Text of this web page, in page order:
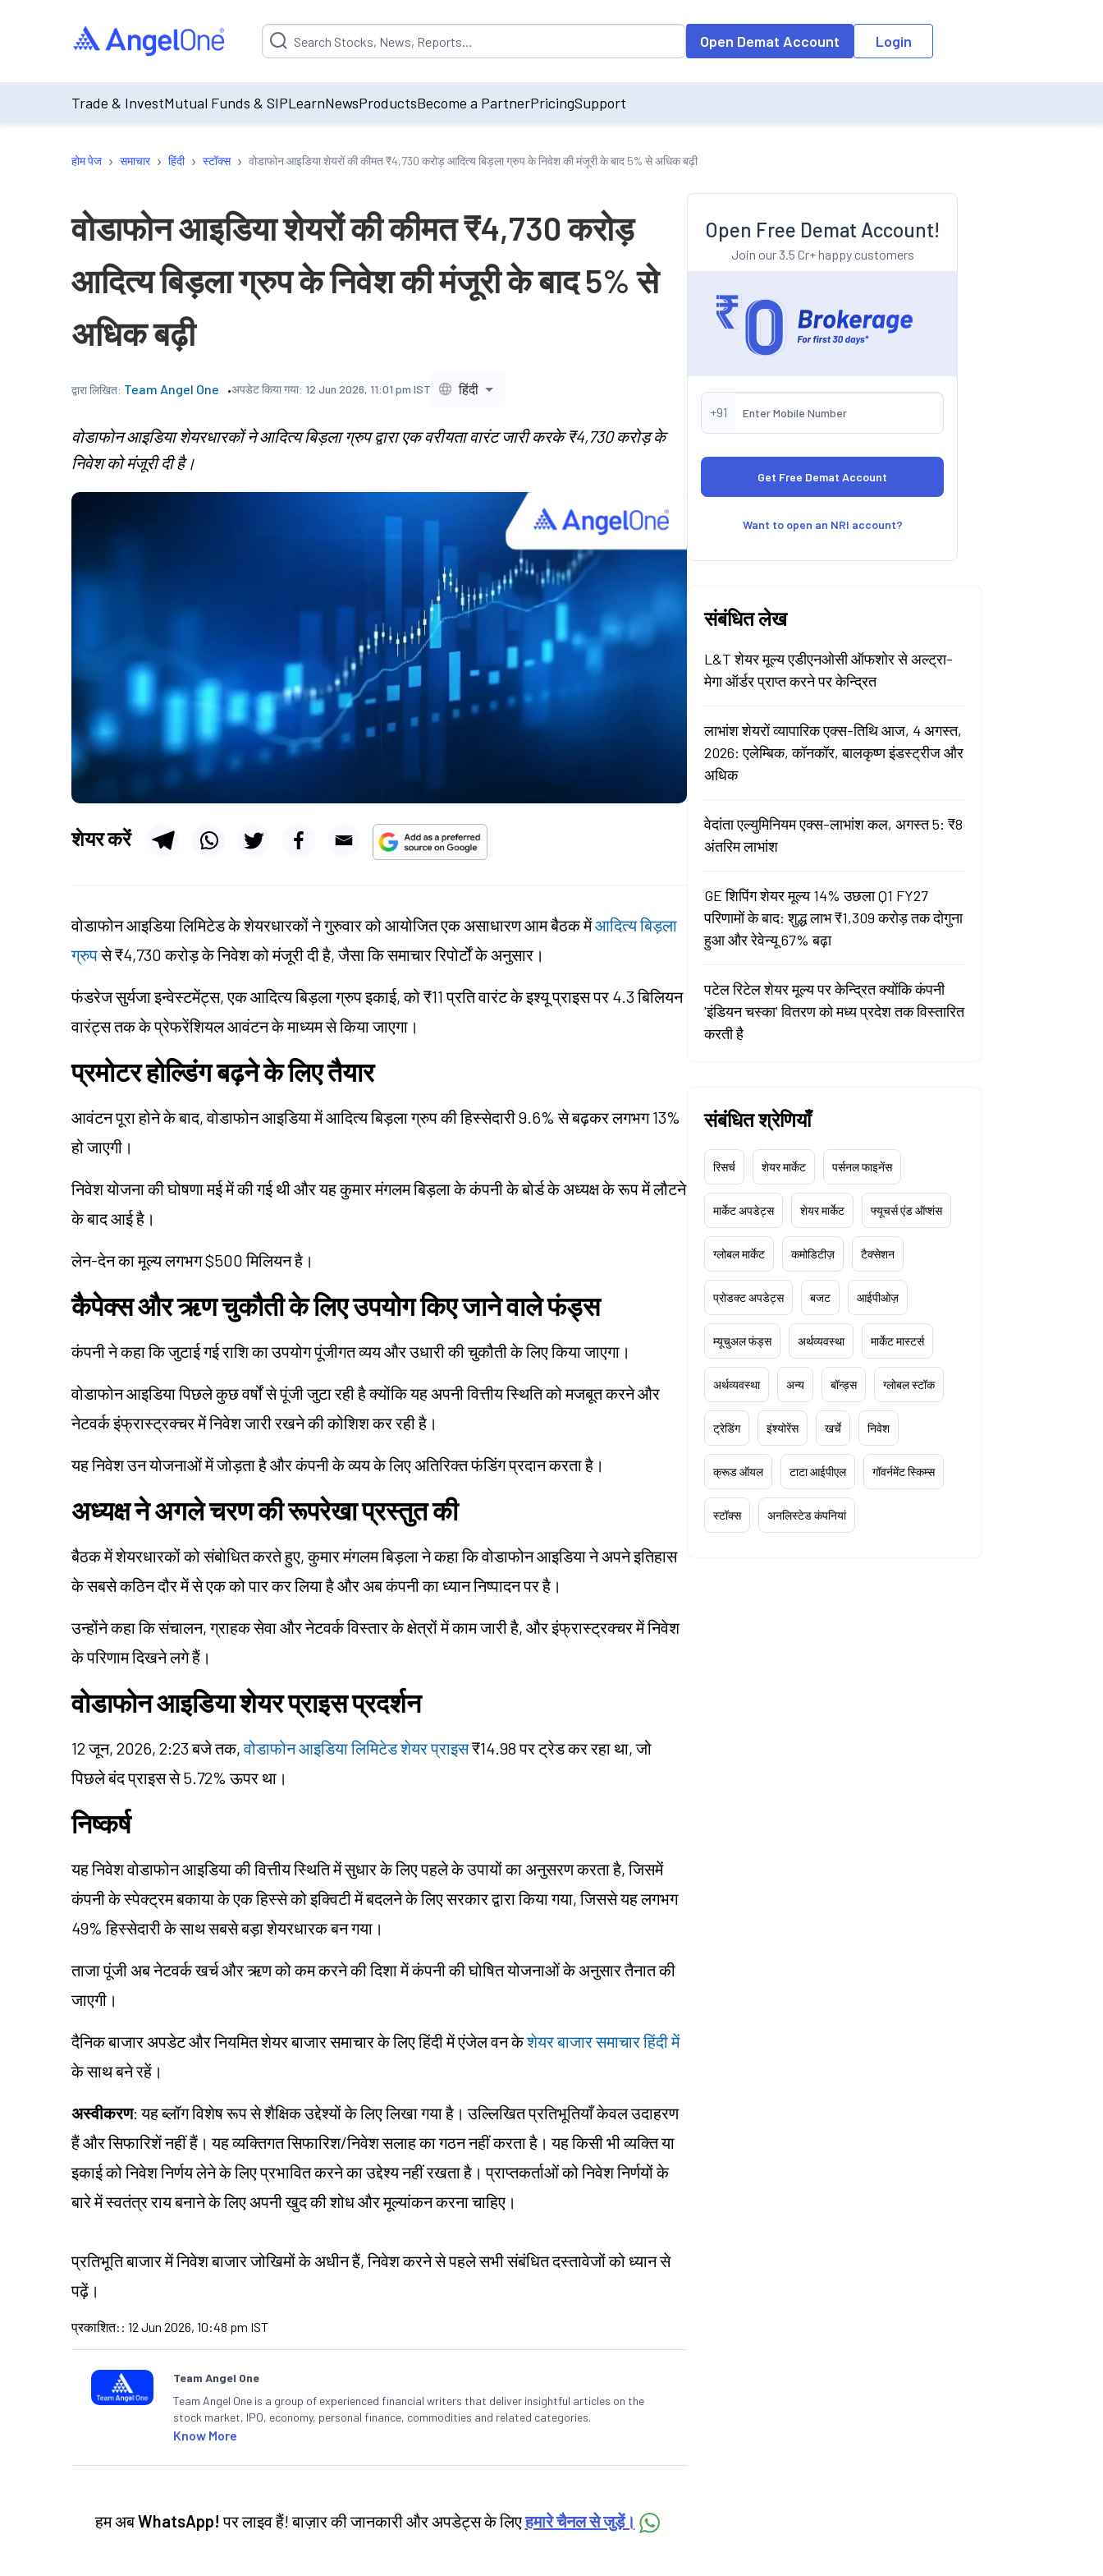
Suggestion will be populated by default on accessing the input field. On entering data into the input field, the suggestion list will be updated as per the
Open Demat Account Login
Trade & InvestMutual Funds & SIPLearnNewsProductsBecome a PartnerPricingSupport
होम पेज › समाचार › हिंदी › स्टॉक्स › वोडाफोन आइडिया शेयरों की कीमत ₹4,730 करोड़ आदित्य बिड़ला ग्रुप के निवेश की मंजूरी के बाद 5% से अधिक बढ़ी
वोडाफोन आइडिया शेयरों की कीमत ₹4,730 करोड़
आदित्य बिड़ला ग्रुप के निवेश की मंजूरी के बाद 5% से
अधिक बढ़ी
द्वारा लिखित: Team Angel One अपडेट किया गया: 12 Jun 2026, 11:01 pm IST हिंदी
वोडाफोन आइडिया शेयरधारकों ने आदित्य बिड़ला ग्रुप द्वारा एक वरीयता वारंट जारी करके ₹4,730 करोड़ के
निवेश को मंजूरी दी है।
शेयर करें
वोडाफोन आइडिया लिमिटेड के शेयरधारकों ने गुरुवार को आयोजित एक असाधारण आम बैठक मेंआदित्य बिड़ला
ग्रुपसे ₹4,730 करोड़ के निवेश को मंजूरी दी है, जैसा कि समाचार रिपोर्टों के अनुसार।
फंडरेज सुर्यजा इन्वेस्टमेंट्स, एक आदित्य बिड़ला ग्रुप इकाई, को ₹11 प्रति वारंट के इश्यू प्राइस पर 4.3 बिलियन
वारंट्स तक के प्रेफरेंशियल आवंटन के माध्यम से किया जाएगा।
प्रमोटर होल्डिंग बढ़ने के लिए तैयार
आवंटन पूरा होने के बाद, वोडाफोन आइडिया में आदित्य बिड़ला ग्रुप की हिस्सेदारी 9.6% से बढ़कर लगभग 13%
हो जाएगी।
निवेश योजना की घोषणा मई में की गई थी और यह कुमार मंगलम बिड़ला के कंपनी के बोर्ड के अध्यक्ष के रूप में लौटने
के बाद आई है।
लेन-देन का मूल्य लगभग $500 मिलियन है।
कैपेक्स और ऋण चुकौती के लिए उपयोग किए जाने वाले फंड्स
कंपनी ने कहा कि जुटाई गई राशि का उपयोग पूंजीगत व्यय और उधारी की चुकौती के लिए किया जाएगा।
वोडाफोन आइडिया पिछले कुछ वर्षों से पूंजी जुटा रही है क्योंकि यह अपनी वित्तीय स्थिति को मजबूत करने और
नेटवर्क इंफ्रास्ट्रक्चर में निवेश जारी रखने की कोशिश कर रही है।
यह निवेश उन योजनाओं में जोड़ता है और कंपनी के व्यय के लिए अतिरिक्त फंडिंग प्रदान करता है।
अध्यक्ष ने अगले चरण की रूपरेखा प्रस्तुत की
बैठक में शेयरधारकों को संबोधित करते हुए, कुमार मंगलम बिड़ला ने कहा कि वोडाफोन आइडिया ने अपने इतिहास
के सबसे कठिन दौर में से एक को पार कर लिया है और अब कंपनी का ध्यान निष्पादन पर है।
उन्होंने कहा कि संचालन, ग्राहक सेवा और नेटवर्क विस्तार के क्षेत्रों में काम जारी है, और इंफ्रास्ट्रक्चर में निवेश
के परिणाम दिखने लगे हैं।
वोडाफोन आइडिया शेयर प्राइस प्रदर्शन
12 जून, 2026, 2:23 बजे तक,वोडाफोन आइडिया लिमिटेड शेयर प्राइस₹14.98 पर ट्रेड कर रहा था, जो
पिछले बंद प्राइस से 5.72% ऊपर था।
निष्कर्ष
यह निवेश वोडाफोन आइडिया की वित्तीय स्थिति में सुधार के लिए पहले के उपायों का अनुसरण करता है, जिसमें
कंपनी के स्पेक्ट्रम बकाया के एक हिस्से को इक्विटी में बदलने के लिए सरकार द्वारा किया गया, जिससे यह लगभग
49% हिस्सेदारी के साथ सबसे बड़ा शेयरधारक बन गया।
ताजा पूंजी अब नेटवर्क खर्च और ऋण को कम करने की दिशा में कंपनी की घोषित योजनाओं के अनुसार तैनात की
जाएगी।
दैनिक बाजार अपडेट और नियमित शेयर बाजार समाचार के लिए हिंदी में एंजेल वन केशेयर बाजार समाचार हिंदी में
के साथ बने रहें।
अस्वीकरण: यह ब्लॉग विशेष रूप से शैक्षिक उद्देश्यों के लिए लिखा गया है। उल्लिखित प्रतिभूतियाँ केवल उदाहरण
हैं और सिफारिशें नहीं हैं। यह व्यक्तिगत सिफारिश/निवेश सलाह का गठन नहीं करता है। यह किसी भी व्यक्ति या
इकाई को निवेश निर्णय लेने के लिए प्रभावित करने का उद्देश्य नहीं रखता है। प्राप्तकर्ताओं को निवेश निर्णयों के
बारे में स्वतंत्र राय बनाने के लिए अपनी खुद की शोध और मूल्यांकन करना चाहिए।
प्रतिभूति बाजार में निवेश बाजार जोखिमों के अधीन हैं, निवेश करने से पहले सभी संबंधित दस्तावेजों को ध्यान से
पढ़ें।
प्रकाशित: : 12 Jun 2026, 10:48 pm IST
Team Angel One
Team Angel One is a group of experienced financial writers that deliver insightful articles on the
stock market, IPO, economy, personal finance, commodities and related categories.
Know More
हम अबWhatsApp! पर लाइव हैं! बाज़ार की जानकारी और अपडेट्स के लिएहमारे चैनल से जुड़ें।
Open Free Demat Account!
Join our 3.5 Cr+ happy customers
+91
Want to open an NRI account?
संबंधित लेख
L&T शेयर मूल्य एडीएनओसी ऑफशोर से अल्ट्रा-
मेगा ऑर्डर प्राप्त करने पर केन्द्रित
लाभांश शेयरों व्यापारिक एक्स-तिथि आज, 4 अगस्त,
2026: एलेम्बिक, कॉनकॉर, बालकृष्ण इंडस्ट्रीज और
अधिक
वेदांता एल्युमिनियम एक्स-लाभांश कल, अगस्त 5: ₹8
अंतरिम लाभांश
GE शिपिंग शेयर मूल्य 14% उछला Q1 FY27
परिणामों के बाद: शुद्ध लाभ ₹1,309 करोड़ तक दोगुना
हुआ और रेवेन्यू 67% बढ़ा
पटेल रिटेल शेयर मूल्य पर केन्द्रित क्योंकि कंपनी
'इंडियन चस्का' वितरण को मध्य प्रदेश तक विस्तारित
करती है
संबंधित श्रेणियाँ
रिसर्च शेयर मार्केट पर्सनल फाइनेंस
मार्केट अपडेट्स शेयर मार्केट फ्यूचर्स एंड ऑप्शंस
ग्लोबल मार्केट कमोडिटीज़ टैक्सेशन
प्रोडक्ट अपडेट्स बजट आईपीओज़
म्यूचुअल फंड्स अर्थव्यवस्था मार्केट मास्टर्स
अर्थव्यवस्था अन्य बॉन्ड्स ग्लोबल स्टॉक
ट्रेडिंग इंश्योरेंस खर्चे निवेश
क्रूड ऑयल टाटा आईपीएल गॉवर्नमेंट स्किम्स
स्टॉक्स अनलिस्टेड कंपनियां